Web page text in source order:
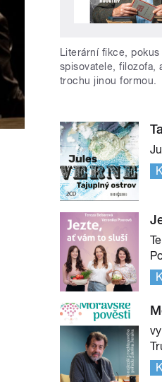
Literární fikce,
spisovatele, filozofa,
trochu jinou formou.